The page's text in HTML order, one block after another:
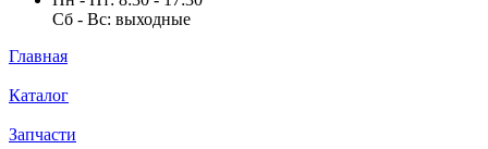
Сб - Вс: выходные
Главная
Каталог
Запчасти